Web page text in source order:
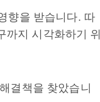
향을 받습니다. 따
까지 시각화하기 위
결책을 찾았습니